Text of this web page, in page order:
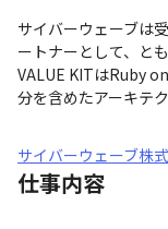
サイバーウェーブは
ートナーとして、と
VALUE KITはRuby
分を含めたアーキテ
サイバーウェーブ株
仕事内容